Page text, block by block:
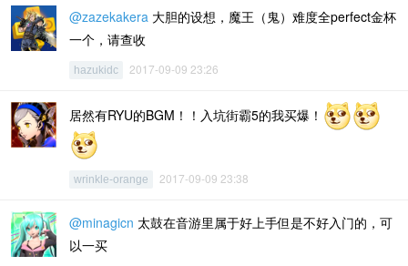
@zazekakera 大胆的设想，魔王（鬼）难度全perfect金杯
一个，请查收
hazukidc 2017-09-09 23:26
居然有RYU的BGM！！入坑街霸5的我买爆！
wrinkle-orange 2017-09-09 23:38
@minagicn 太鼓在音游里属于好上手但是不好入门的，可
以一买